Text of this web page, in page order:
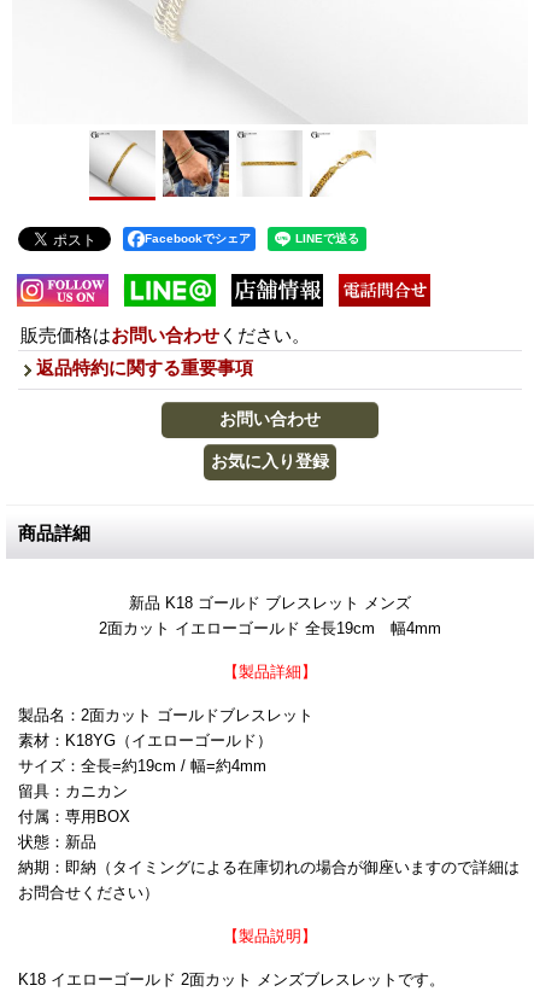
Facebookでシェア
販売価格はお問い合わせ ください。
返品特約に関する重要事項
商品詳細
新品 K18 ゴールド ブレスレット メンズ
2面カット イエローゴールド 全長19cm 幅4mm
【製品詳細】
製品名：2面カット ゴールドブレスレット
素材：K18YG（イエローゴールド）
サイズ：全長=約19cm / 幅=約4mm
留具：カニカン
付属：専用BOX
状態：新品
納期：即納（タイミングによる在庫切れの場合が御座いますので詳細は
お問合せください）
【製品説明】
K18 イエローゴールド 2面カット メンズブレスレットです。